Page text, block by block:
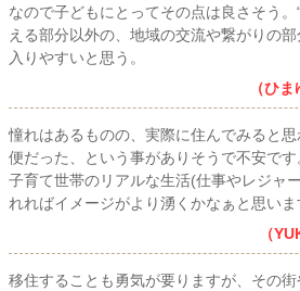
なので子どもにとってその点は良さそう。
える部分以外の、地域の交流や繋がりの
入りやすいと思う。
（ひ
憧れはあるものの、実際に住んでみると
便だった、という事がありそうで不安で
子育て世帯のリアルな生活(仕事やレジャ
れればイメージがより湧くかなぁと思いま
（
移住することも勇気が要りますが、その